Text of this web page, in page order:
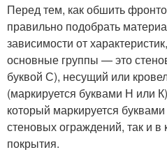
Перед тем, как обшить
правильно подобрать
зависимости от
основные группы — это
буквой С), несущий или
(маркируется буквами Н или
который маркируется
стеновых ограждений, так и в
покрытия.